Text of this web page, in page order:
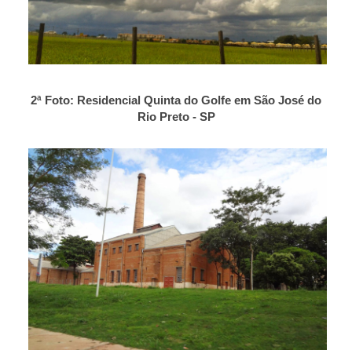
2ª Foto: Residencial Quinta do Golfe em São José do
Rio Preto - SP